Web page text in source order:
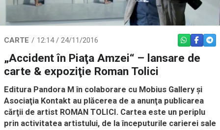
CARTE 12:14 / 24/11/2016 WHATSAPP
„Accident în Piaţa Amzei“ – lansare de
carte & expoziţie Roman Tolici
Editura Pandora M în colaborare cu Mobius Gallery şi
Asociaţia Kontakt au plăcerea de a anunţa publicarea
cărţii de artist ROMAN TOLICI. Cartea este un periplu
prin activitatea artistului, de la începuturile carierei sale